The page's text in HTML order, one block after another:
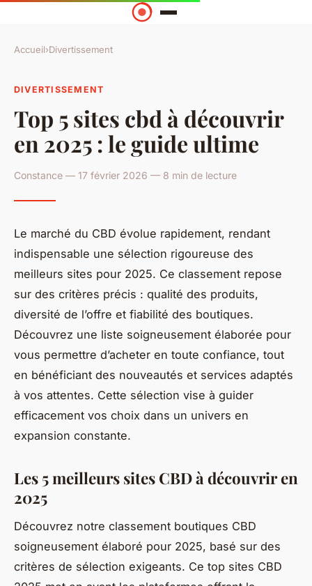
Accueil›Divertissement
DIVERTISSEMENT
Top 5 sites cbd à découvrir
en 2025 : le guide ultime
Constance — 17 février 2026 — 8 min de lecture
Le marché du CBD évolue rapidement, rendant
indispensable une sélection rigoureuse des
meilleurs sites pour 2025. Ce classement repose
sur des critères précis : qualité des produits,
diversité de l’offre et fiabilité des boutiques.
Découvrez une liste soigneusement élaborée pour
vous permettre d’acheter en toute confiance, tout
en bénéficiant des nouveautés et services adaptés
à vos attentes. Cette sélection vise à guider
efficacement vos choix dans un univers en
expansion constante.
Les 5 meilleurs sites CBD à découvrir en
2025
Découvrez notre classement boutiques CBD
soigneusement élaboré pour 2025, basé sur des
critères de sélection exigeants. Ce top sites CBD